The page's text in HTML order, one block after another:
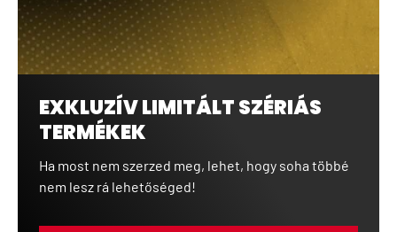
EXKLUZÍV LIMITÁLT SZÉRIÁS
TERMÉKEK
Ha most nem szerzed meg, lehet, hogy soha többé
nem lesz rá lehetőséged!